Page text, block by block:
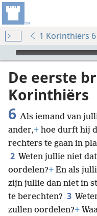
1 Korinthiërs 6
Audio Player
De eerste
Korinthiërs
6 Als iemand van
ander,+ hoe durft hij
rechters te gaan in
2 Weten jullie niet
oordelen?+ En als
zijn jullie dan niet in
te berechten? 3
zullen oordelen?+